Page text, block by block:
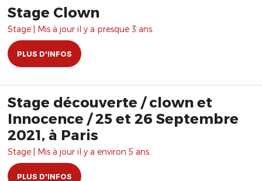
Stage Clown
Stage | Mis à jour il y a presque 3 ans.
PLUS D'INFOS
Stage découverte / clown et
Innocence / 25 et 26 Septembre
2021, à Paris
Stage | Mis à jour il y a environ 5 ans.
PLUS D'INFOS